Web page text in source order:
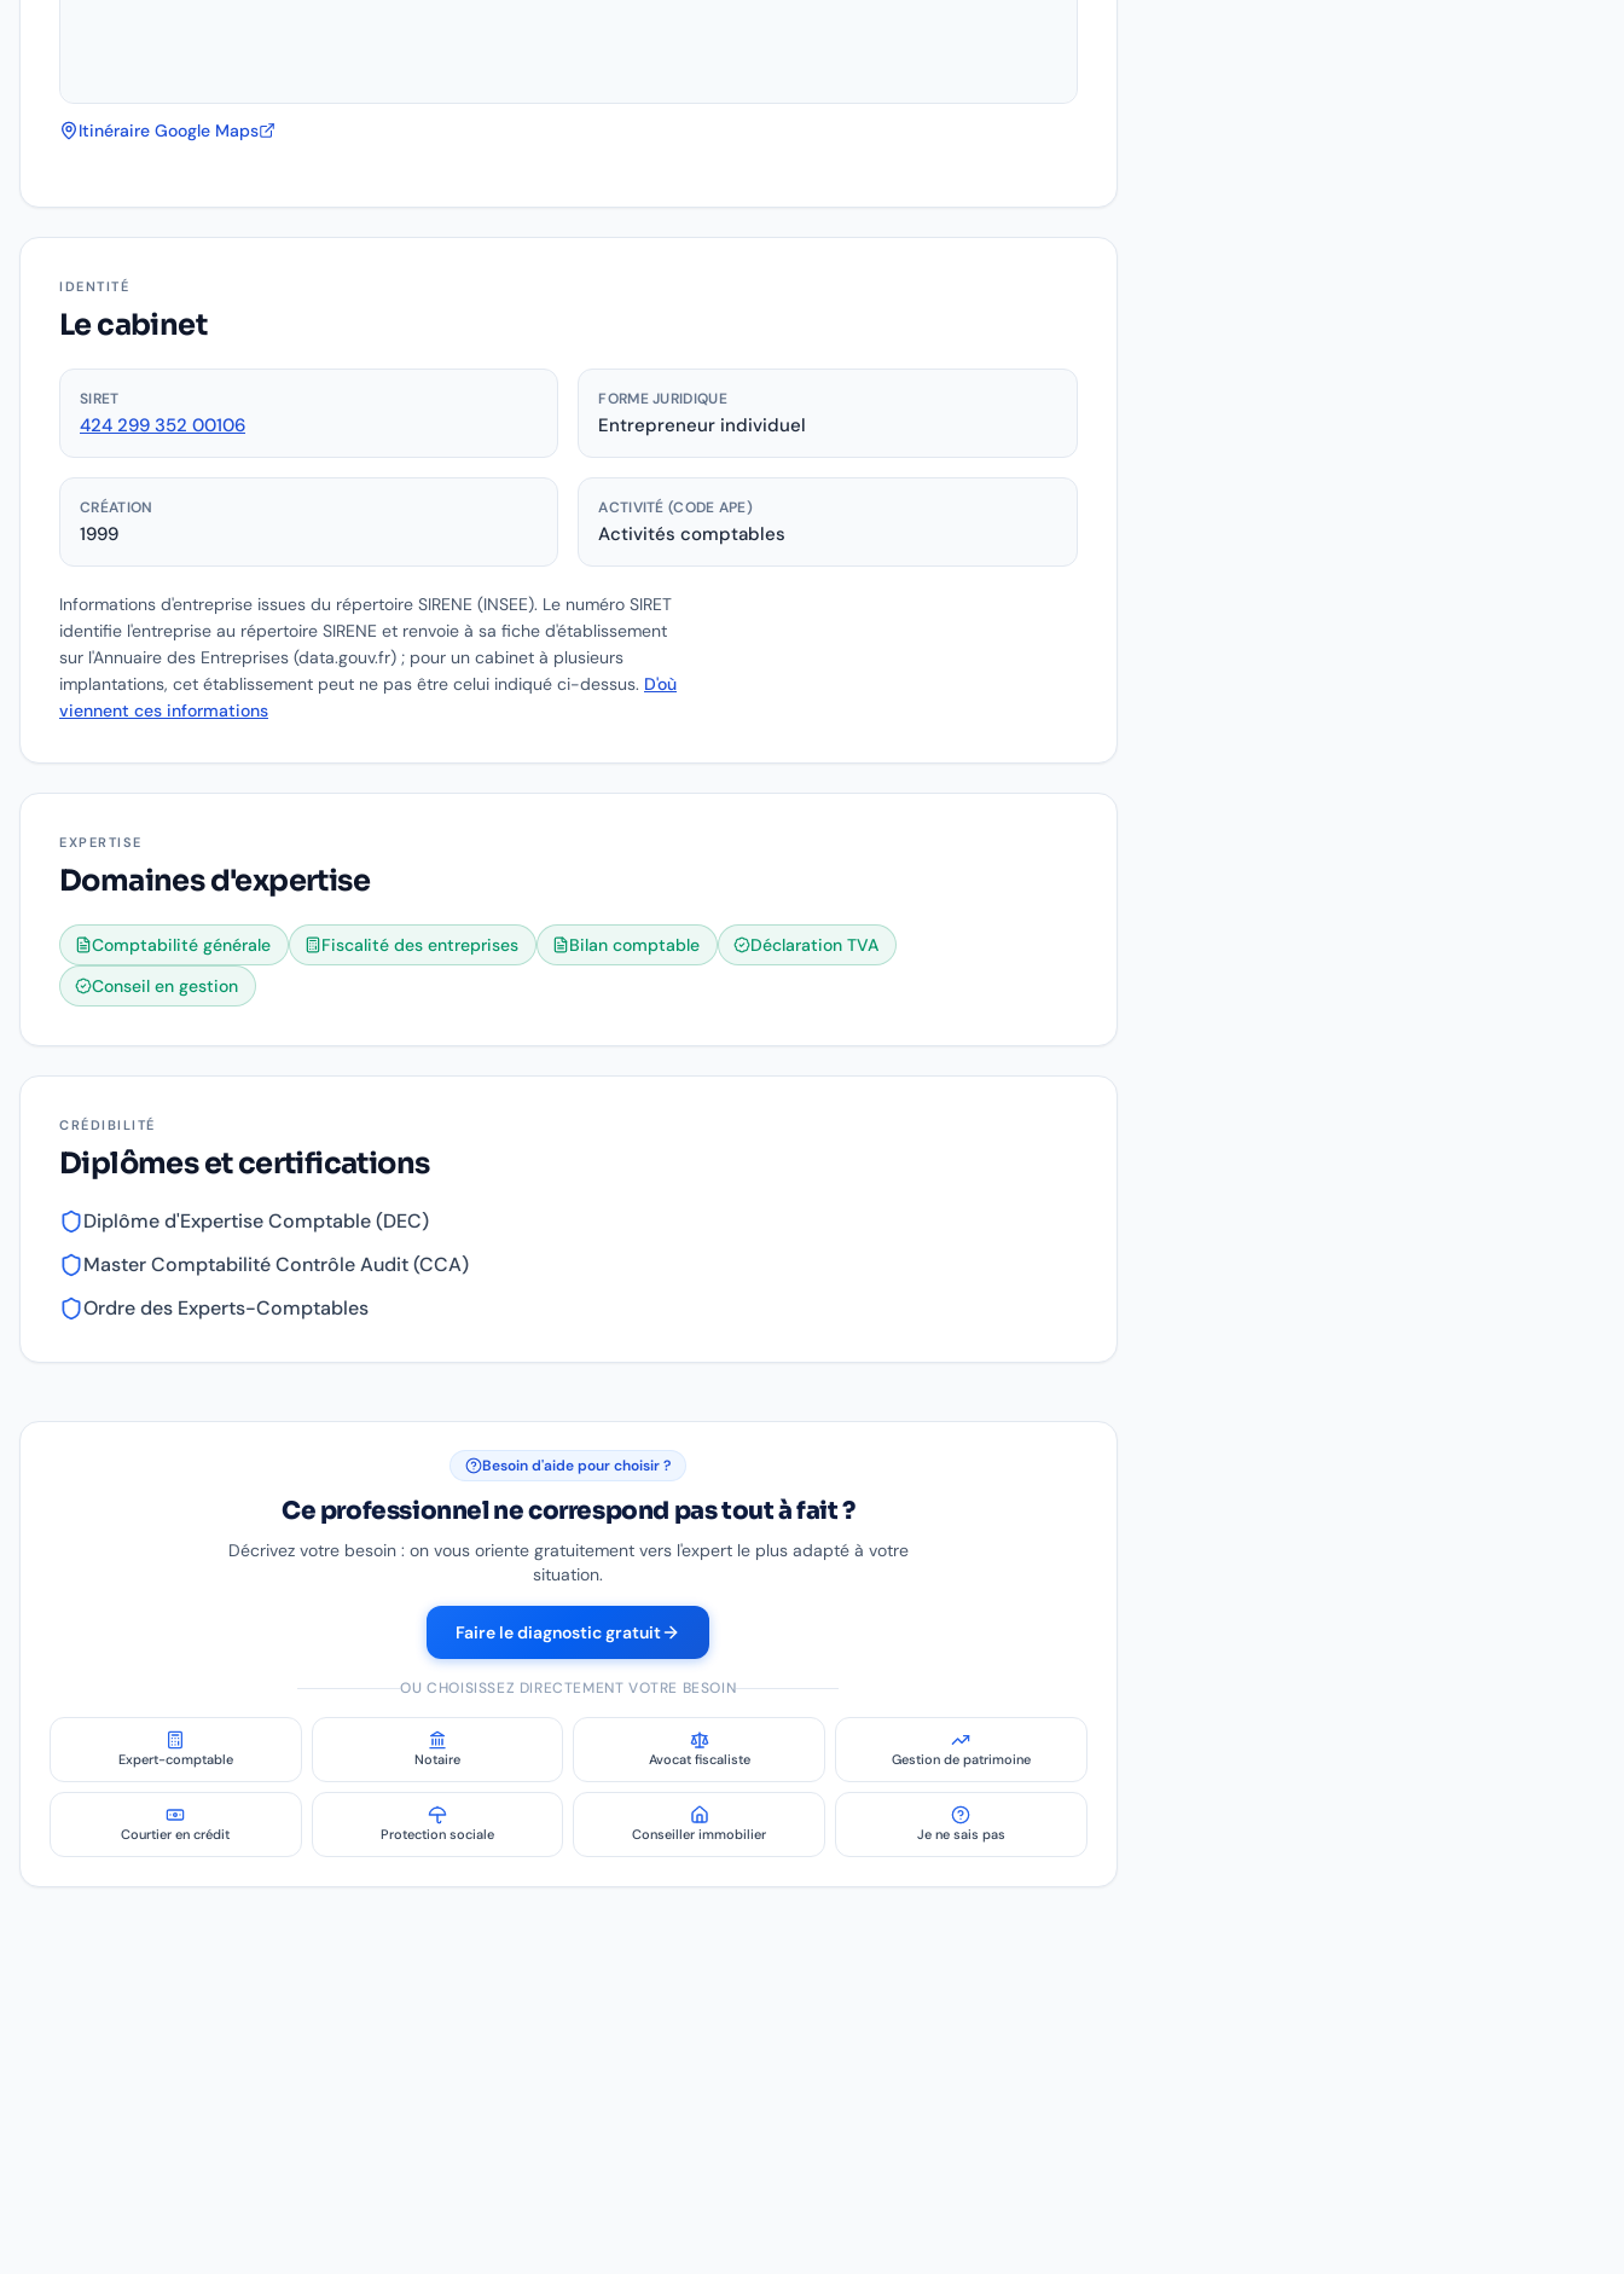
Itinéraire Google Maps
IDENTITÉ
Le cabinet
SIRET
424 299 352 00106
FORME JURIDIQUE
Entrepreneur individuel
CRÉATION
1999
ACTIVITÉ (CODE APE)
Activités comptables
Informations d'entreprise issues du répertoire SIRENE (INSEE). Le numéro SIRET
identifie l'entreprise au répertoire SIRENE et renvoie à sa fiche d'établissement
sur l'Annuaire des Entreprises (data.gouv.fr) ; pour un cabinet à plusieurs
implantations, cet établissement peut ne pas être celui indiqué ci-dessus. D'où
viennent ces informations
EXPERTISE
Domaines d'expertise
Comptabilité générale Fiscalité des entreprises Bilan comptable
Déclaration TVA
Conseil en gestion
CRÉDIBILITÉ
Diplômes et certifications
Diplôme d'Expertise Comptable (DEC)
Master Comptabilité Contrôle Audit (CCA)
Ordre des Experts-Comptables
Besoin d'aide pour choisir ?
Ce professionnel ne correspond pas tout à fait ?
Décrivez votre besoin : on vous oriente gratuitement vers l'expert le plus adapté à votre
situation.
Faire le diagnostic gratuit
OU CHOISISSEZ DIRECTEMENT VOTRE BESOIN
Expert-comptable Notaire Avocat fiscaliste Gestion de patrimoine
Courtier en crédit Protection sociale Conseiller immobilier Je ne sais pas